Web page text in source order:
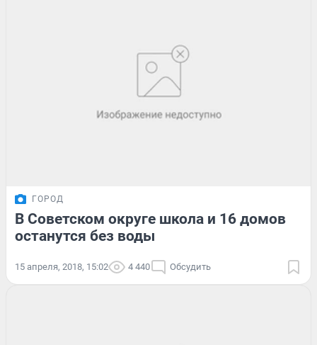
ГОРОД
В Советском округе школа и 16 домов
останутся без воды
15 апреля, 2018, 15:02 4 440 Обсудить